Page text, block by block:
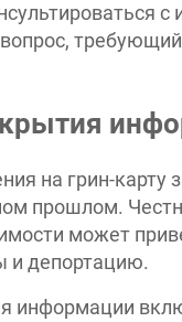
на грин-
прошлом.
может
и депортацию.
информации